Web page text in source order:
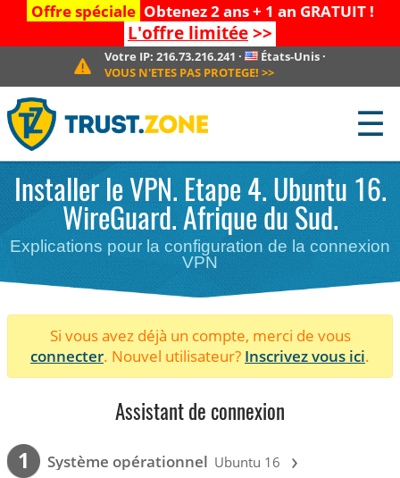
Offre spéciale Obtenez 2 ans + 1 an GRATUIT !
L'offre limitée>>
Votre IP: 216.73.216.241 · États-Unis ·
VOUS N'ETES PAS PROTEGE! >>
☰
Installer le VPN. Etape 4. Ubuntu 16.
WireGuard. Afrique du Sud.
Explications pour la configuration de la connexion
VPN
Si vous avez déjà un compte, merci de vous
connecter. Nouvel utilisateur? Inscrivez vous ici.
Assistant de connexion
1 Système opérationnel Ubuntu 16 ›